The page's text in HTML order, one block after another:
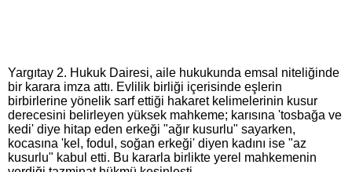
Yargıtay 2. Hukuk Dairesi, aile hukukunda emsal niteliğinde
bir karara imza attı. Evlilik birliği içerisinde eşlerin
birbirlerine yönelik sarf ettiği hakaret kelimelerinin kusur
derecesini belirleyen yüksek mahkeme; karısına 'tosbağa ve
kedi' diye hitap eden erkeği "ağır kusurlu" sayarken,
kocasına 'kel, fodul, soğan erkeği' diyen kadını ise "az
kusurlu" kabul etti. Bu kararla birlikte yerel mahkemenin